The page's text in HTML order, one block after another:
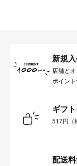
新規
店舗と
ポイン
ギフ
517円（
配送